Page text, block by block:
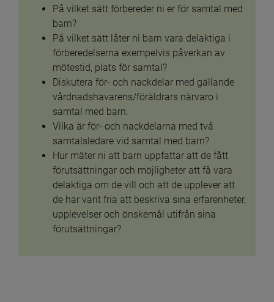
På vilket sätt förbereder ni er för samtal med
barn?
På vilket sätt låter ni barn vara delaktiga i
förberedelserna exempelvis påverkan av
mötestid, plats för samtal?
Diskutera för- och nackdelar med gällande
vårdnadshavarens/föräldrars närvaro i
samtal med barn.
Vilka är för- och nackdelarna med två
samtalsledare vid samtal med barn?
Hur mäter ni att barn uppfattar att de fått
förutsättningar och möjligheter att få vara
delaktiga om de vill och att de upplever att
de har varit fria att beskriva sina erfarenheter,
upplevelser och önskemål utifrån sina
förutsättningar?